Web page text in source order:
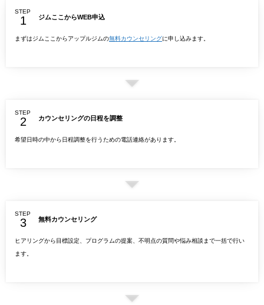
STEP
ジムここからWEB申込
まずはジムここからアップルジムの無料カウンセリングに申し込みます。
STEP
カウンセリングの日程を調整
希望日時の中から日程調整を行うための電話連絡があります。
STEP
無料カウンセリング
ヒアリングから目標設定、プログラムの提案、不明点の質問や悩み相談まで一括で行い
ます。